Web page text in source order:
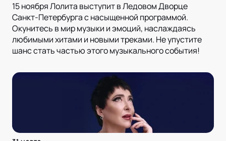
15 ноября Лолита выступит в Ледовом Дворце
Санкт-Петербурга с насыщенной программой.
Окунитесь в мир музыки и эмоций, наслаждаясь
любимыми хитами и новыми треками. Не упустите
шанс стать частью этого музыкального события!